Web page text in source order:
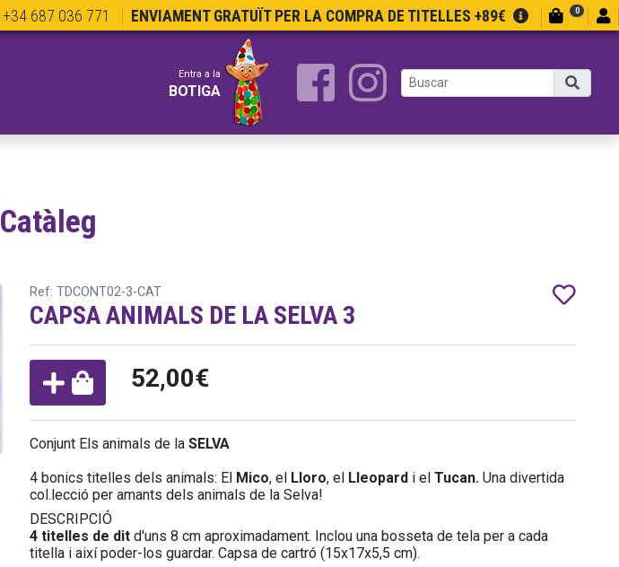
+34 687 036 771 ENVIAMENT GRATUÏT PER LA COMPRA DE TITELLES +89€ 0
Entra a la
BOTIGA
Catàleg
Ref: TDCONT02-3-CAT
CAPSA ANIMALS DE LA SELVA 3
52,00€
Conjunt Els animals de la SELVA
4 bonics titelles dels animals: El Mico, el Lloro, el Lleopardi el Tucan. Una divertida
col.lecció per amants dels animals de la Selva!
DESCRIPCIÓ
4 titelles de ditd'uns 8 cm aproximadament. Inclou una bosseta de tela per a cada
titella i així poder-los guardar. Capsa de cartró (15x17x5,5 cm).